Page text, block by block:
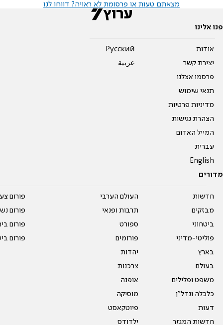
מצאתם טעות או פרסומת לא ראויה? דווחו לנו
פנו אלינו
אודות
יצירת קשר
פרסמו אצלנו
תנאי שימוש
מדיניות פרטיות
הצהרת נגישות
המייל האדום
עברית
English
Pусский
عربية
מדורים
חדשות
מבזקים
ביטחוני
פוליטי-מדיני
בארץ
בעולם
משפט ופלילים
כלכלה ונדל"ן
דעות
חדשות המגזר
העולם הערבי
תרבות ופנאי
ספורט
פורומים
יהדות
צרכנות
אופנה
מוסיקה
פיוטקאסט
ילדודס
פורום
פורום
פורום
פורום